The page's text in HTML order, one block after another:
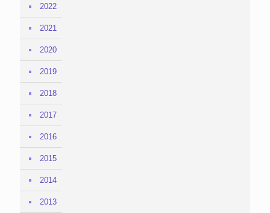
2022
2021
2020
2019
2018
2017
2016
2015
2014
2013